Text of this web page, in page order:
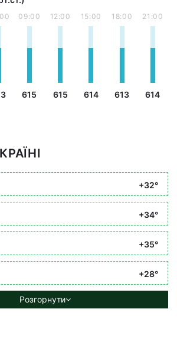
09:00
615
12:00
615
15:00
614
18:00
613
21:00
614
+32°
+34°
+35°
+28°
Розгорнути